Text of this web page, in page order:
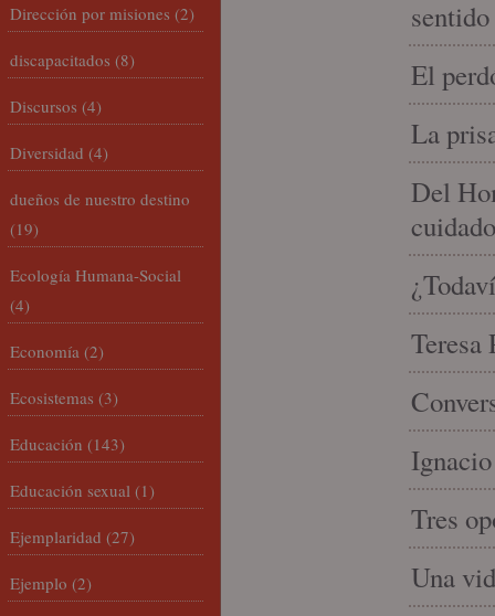
El
La
Del
cuidado
Teresa
Tres
Una
Dirección por misiones (2)
discapacitados (8)
Discursos (4)
Diversidad (4)
dueños de nuestro destino
(19)
Ecología Humana-Social
(4)
Economía (2)
Ecosistemas (3)
Educación (143)
Educación sexual (1)
Ejemplaridad (27)
Ejemplo (2)